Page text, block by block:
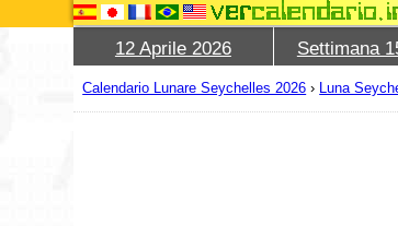
12 Aprile 2026 Settimana
Calendario Lunare Seychelles 2026 › Luna